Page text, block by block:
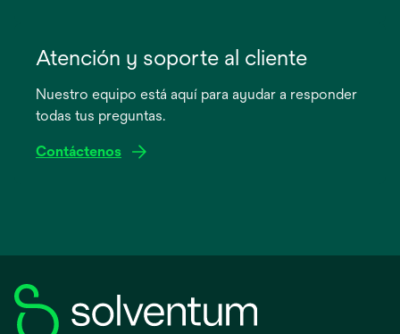
abre
pestaña
Atención y soporte al cliente
Nuestro equipo está aquí para ayudar a responder
todas tus preguntas.
Contáctenos